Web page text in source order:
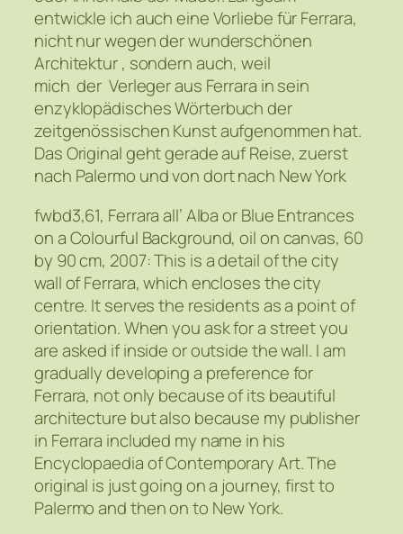
entwickle ich auch eine Vorliebe für Ferrara,
nicht nur wegen der wunderschönen
Architektur , sondern auch, weil
mich der Verleger aus Ferrara in sein
enzyklopädisches Wörterbuch der
zeitgenössischen Kunst aufgenommen hat.
Das Original geht gerade auf Reise, zuerst
nach Palermo und von dort nach New York
fwbd3,61, Ferrara all’ Alba or Blue Entrances
on a Colourful Background, oil on canvas, 60
by 90 cm, 2007: This is a detail of the city
wall of Ferrara, which encloses the city
centre. It serves the residents as a point of
orientation. When you ask for a street you
are asked if inside or outside the wall. I am
gradually developing a preference for
Ferrara, not only because of its beautiful
architecture but also because my publisher
in Ferrara included my name in his
Encyclopaedia of Contemporary Art. The
original is just going on a journey, first to
Palermo and then on to New York.